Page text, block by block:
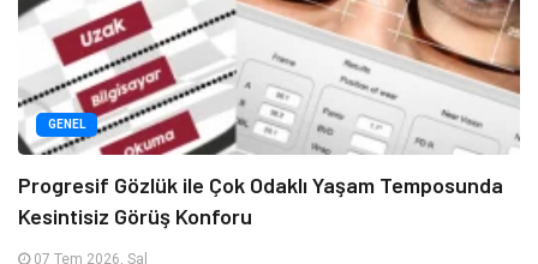
GENEL
Progresif Gözlük ile Çok Odaklı Yaşam Temposunda
Kesintisiz Görüş Konforu
07 Tem 2026, Sal